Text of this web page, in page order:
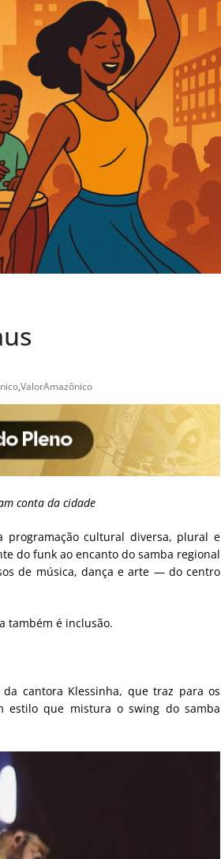
,ValorAmazônico
conta da cidade
cultural diversa, plural e
do funk ao encanto do samba regional
de música, dança e arte — do centro
também é inclusão.
cantora Klessinha, que traz para os
estilo que mistura o swing do samba